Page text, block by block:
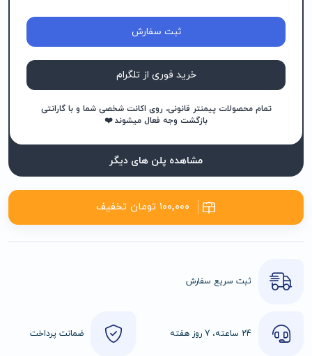
ثبت سفارش
خرید فوری از تلگرام
تمام محصولات پیمنتر قانونی، روی اکانت شخصی شما و با گارانتی
بازگشت وجه فعال میشوند ❤️
مشاهده پلن های دیگر
۱۰۰٬۰۰۰ تومان تخفیف
ثبت سریع سفارش
24 ساعته، 7 روز هفته ضمانت پرداخت